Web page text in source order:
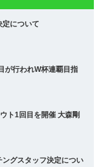
について
が行われW杯連覇目指
ト1回目を開催 大森剛
グスタッフ決定につい